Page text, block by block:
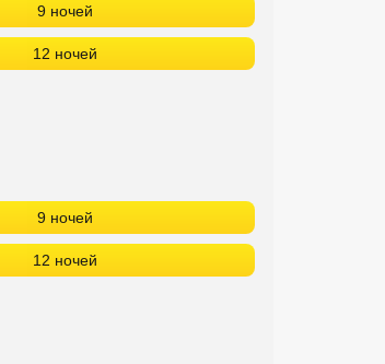
9 ночей
12 ночей
9 ночей
12 ночей